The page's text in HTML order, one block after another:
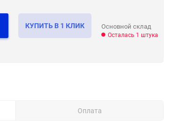
КУПИТЬ В 1 КЛИК Основной склад
Осталась 1 штука
Оплата